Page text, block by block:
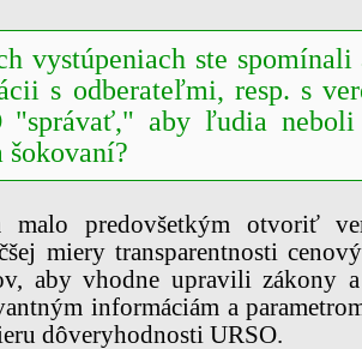
vystúpeniach ste
s odberateľmi, resp. s
"správať," aby ľudia neboli
šokovaní?
malo predovšetkým otvoriť
miery transparentnosti
aby vhodne upravili zákony
informáciám a
dôveryhodnosti URSO.